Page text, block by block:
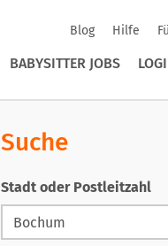
Blog Hilfe
BABYSITTER JOBS
Suche
Stadt oder Postleitzahl